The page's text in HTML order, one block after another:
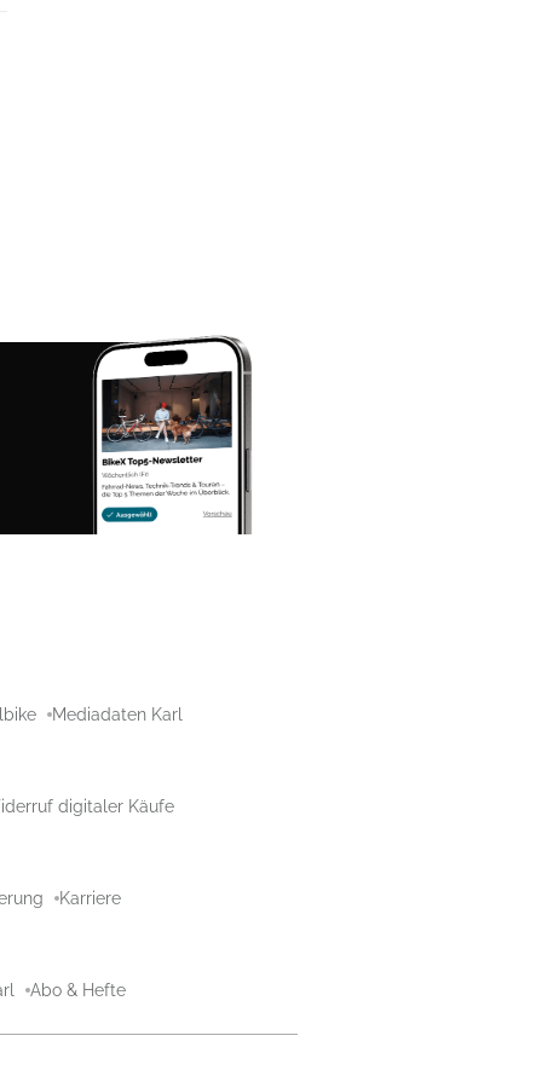
Mediadaten Karl
digitaler Käufe
Karriere
Abo & Hefte